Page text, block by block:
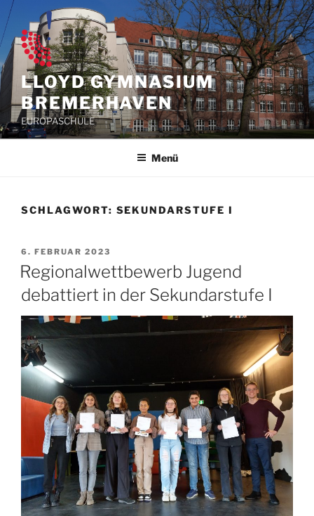
Zum
Inhalt
springen
LLOYD GYMNASIUM
BREMERHAVEN
EUROPASCHULE
Menü
SCHLAGWORT: SEKUNDARSTUFE I
VERÖFFENTLICHT
AM
6. FEBRUAR 2023
Regionalwettbewerb Jugend
debattiert in der Sekundarstufe I